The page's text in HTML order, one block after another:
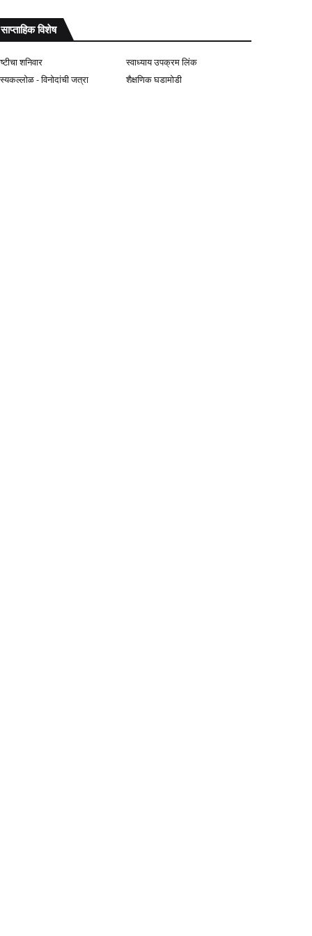
साप्ताहिक विशेष
शनिवार
स्वाध्याय उपक्रम लिंक
- विनोदांची जत्रा
शैक्षणिक घडामोडी